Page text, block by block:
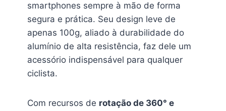
smartphones sempre à mão de forma
segura e prática. Seu design leve de
apenas 100g, aliado à durabilidade do
alumínio de alta resistência, faz dele um
acessório indispensável para qualquer
ciclista.
Com recursos de rotação de 360° e